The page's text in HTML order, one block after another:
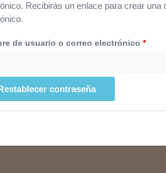
Recibirás un enlace para crear una
de usuario o correo electrónico *
contraseña